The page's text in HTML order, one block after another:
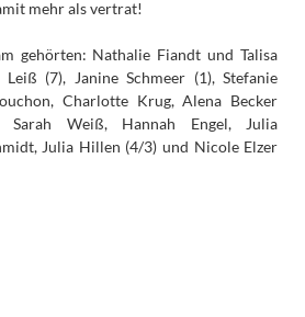
mehr als vertrat!
gehörten: Nathalie Fiandt und Talisa
(7), Janine Schmeer (1), Stefanie
Charlotte Krug, Alena Becker
Sarah Weiß, Hannah Engel, Julia
Julia Hillen (4/3) und Nicole Elzer